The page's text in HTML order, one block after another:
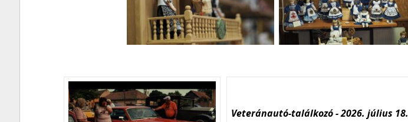
Veteránautó-találkozó - 2026. július 18.